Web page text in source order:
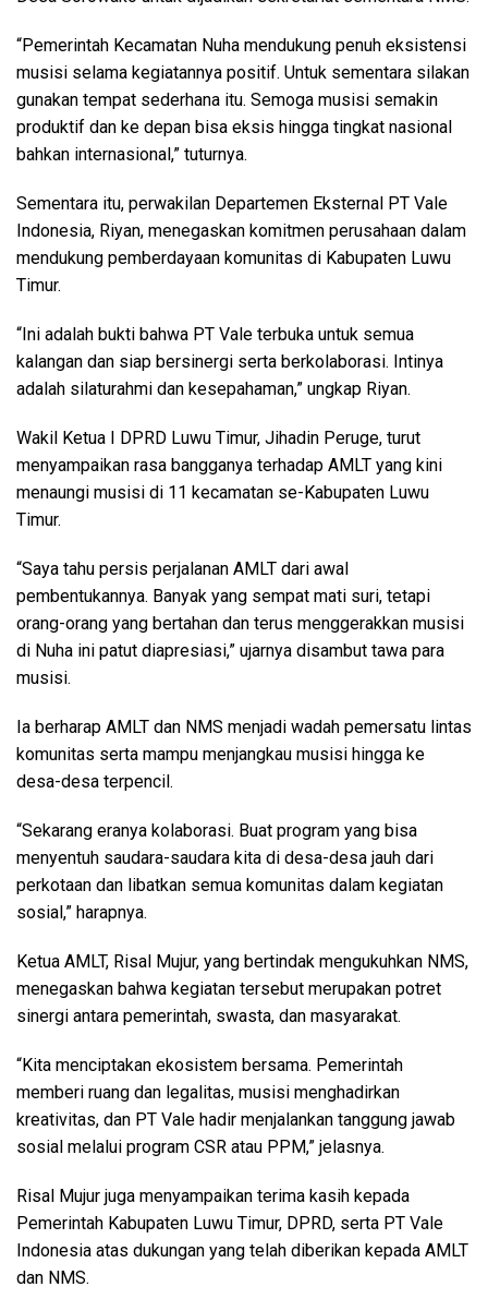
“Pemerintah Kecamatan Nuha mendukung penuh eksistensi
musisi selama kegiatannya positif. Untuk sementara silakan
gunakan tempat sederhana itu. Semoga musisi semakin
produktif dan ke depan bisa eksis hingga tingkat nasional
bahkan internasional,” tuturnya.
Sementara itu, perwakilan Departemen Eksternal PT Vale
Indonesia, Riyan, menegaskan komitmen perusahaan dalam
mendukung pemberdayaan komunitas di Kabupaten Luwu
Timur.
“Ini adalah bukti bahwa PT Vale terbuka untuk semua
kalangan dan siap bersinergi serta berkolaborasi. Intinya
adalah silaturahmi dan kesepahaman,” ungkap Riyan.
Wakil Ketua I DPRD Luwu Timur, Jihadin Peruge, turut
menyampaikan rasa bangganya terhadap AMLT yang kini
menaungi musisi di 11 kecamatan se-Kabupaten Luwu
Timur.
“Saya tahu persis perjalanan AMLT dari awal
pembentukannya. Banyak yang sempat mati suri, tetapi
orang-orang yang bertahan dan terus menggerakkan musisi
di Nuha ini patut diapresiasi,” ujarnya disambut tawa para
musisi.
Ia berharap AMLT dan NMS menjadi wadah pemersatu lintas
komunitas serta mampu menjangkau musisi hingga ke
desa-desa terpencil.
“Sekarang eranya kolaborasi. Buat program yang bisa
menyentuh saudara-saudara kita di desa-desa jauh dari
perkotaan dan libatkan semua komunitas dalam kegiatan
sosial,” harapnya.
Ketua AMLT, Risal Mujur, yang bertindak mengukuhkan NMS,
menegaskan bahwa kegiatan tersebut merupakan potret
sinergi antara pemerintah, swasta, dan masyarakat.
“Kita menciptakan ekosistem bersama. Pemerintah
memberi ruang dan legalitas, musisi menghadirkan
kreativitas, dan PT Vale hadir menjalankan tanggung jawab
sosial melalui program CSR atau PPM,” jelasnya.
Risal Mujur juga menyampaikan terima kasih kepada
Pemerintah Kabupaten Luwu Timur, DPRD, serta PT Vale
Indonesia atas dukungan yang telah diberikan kepada AMLT
dan NMS.